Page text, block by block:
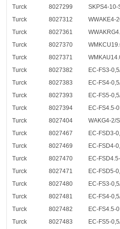
Turck 8027299
SKPS4-10-
Turck
8027312
WWAKE4-
Turck
8027361
Turck
8027370
Turck
8027371
Turck
8027382
EC-FS3-
Turck
8027383
EC-FS4-
Turck
8027393
EC-FS5-
Turck
8027394
EC-FS4.5-
Turck
8027404
WAKG4-2/
Turck
8027467
EC-FSD3-
Turck
8027469
EC-FSD4-
Turck
8027470
EC-
Turck
8027471
EC-FSD5-
Turck
8027480
EC-FS3-
Turck
8027481
EC-FS4-
Turck
8027482
EC-FS4.5-
Turck
8027483
EC-FS5-